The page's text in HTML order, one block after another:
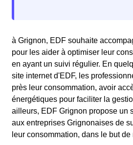
à Grignon, EDF souhaite
pour les aider à optimiser leur
en ayant un suivi régulier. En
site internet d'EDF, les
près leur consommation, avoir
énergétiques pour faciliter la
ailleurs, EDF Grignon propose un
aux entreprises Grignonaises de
leur consommation, dans le but